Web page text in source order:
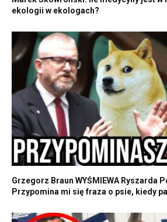
ekologii w ekologach?
Grzegorz Braun WYŚMIEWA Ryszarda
Przypomina mi się fraza o psie, kiedy